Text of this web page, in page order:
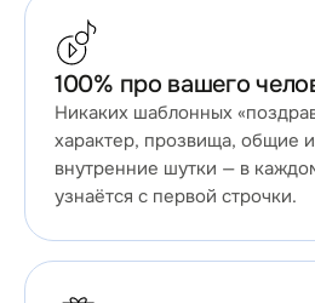
100% про вашего
Никаких шаблонных
характер, прозвища, общие
внутренние шутки — в
узнаётся с первой строчки.